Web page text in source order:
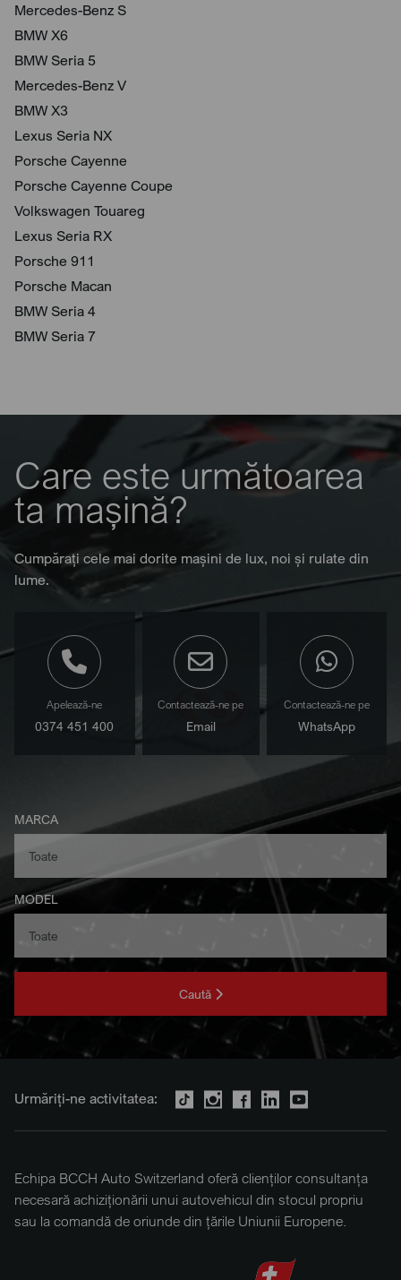
Mercedes-Benz S
BMW X6
BMW Seria 5
Mercedes-Benz V
BMW X3
Lexus Seria NX
Porsche Cayenne
Porsche Cayenne Coupe
Volkswagen Touareg
Lexus Seria RX
Porsche 911
Porsche Macan
BMW Seria 4
BMW Seria 7
Care este următoarea
ta mașină?
Cumpărați cele mai dorite mașini de lux, noi și rulate din
lume.
Apelează-ne
0374 451 400
Contactează-ne pe
Email
Contactează-ne pe
WhatsApp
MARCA
MODEL
Caută
Urmăriți-ne activitatea:
Echipa BCCH Auto Switzerland oferă clienților consultanța
necesară achiziționării unui autovehicul din stocul propriu
sau la comandă de oriunde din țările Uniunii Europene.